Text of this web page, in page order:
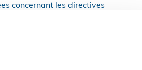
concernant les directives